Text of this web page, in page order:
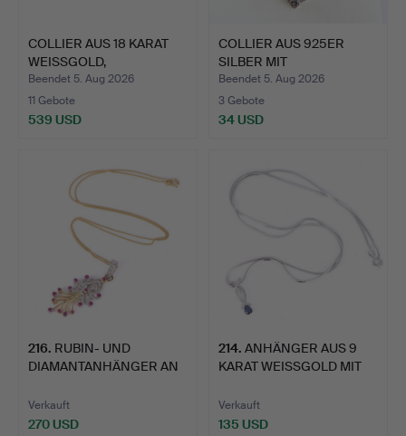
COLLIER AUS 18 KARAT
WEISSGOLD,
DIAMANTBES…
Beendet 5. Aug 2026
11 Gebote
539 USD
COLLIER AUS 925ER
SILBER MIT
ROSAFARBENEM …
Beendet 5. Aug 2026
3 Gebote
34 USD
216. RUBIN- UND
DIAMANTANHÄNGER AN
Verkauft
270 USD
214. ANHÄNGER AUS 9
KARAT WEISSGOLD MIT
Verkauft
135 USD